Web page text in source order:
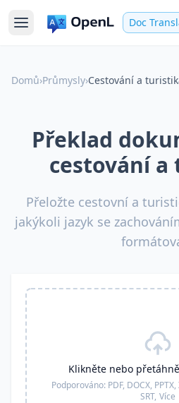
Doc
Domů›Průmysly›Cestování a
Překlad
cestování
Přeložte cestovní a
jakýkoli jazyk se
Klikněte nebo
Podporováno: PDF, DOCX,
SRT, Více